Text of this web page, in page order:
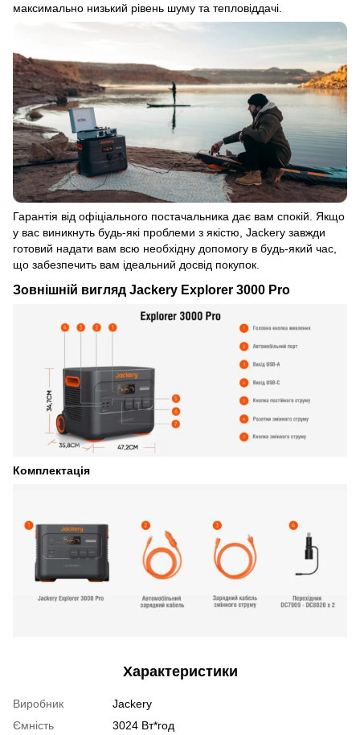
максимально низький рівень шуму та тепловіддачі.
Гарантія від офіціального постачальника дає вам спокій. Якщо
у вас виникнуть будь-які проблеми з якістю, Jackery завжди
готовий надати вам всю необхідну допомогу в будь-який час,
що забезпечить вам ідеальний досвід покупок.
Зовнішній вигляд Jackery Explorer 3000 Pro
Комплектація
Характеристики
Виробник
Jackery
Ємність
3024 Вт*год